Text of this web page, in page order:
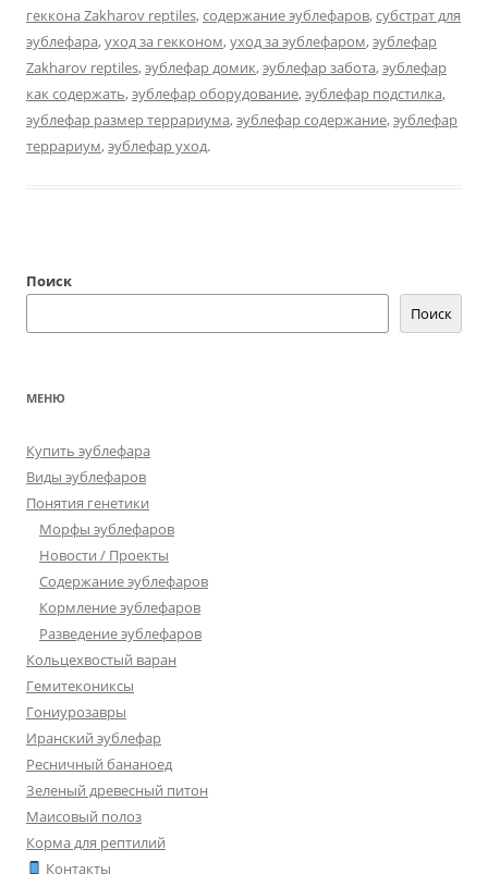
геккона Zakharov reptiles,содержание эублефаров,субстрат для
эублефара,уход за гекконом,уход за эублефаром,эублефар
Zakharov reptiles,эублефар домик,эублефар забота,эублефар
как содержать,эублефар оборудование,эублефар подстилка,
эублефар размер террариума,эублефар содержание,эублефар
террариум,эублефар уход.
Поиск
Поиск
МЕНЮ
Купить эублефара
Виды эублефаров
Понятия генетики
Морфы эублефаров
Новости / Проекты
Содержание эублефаров
Кормление эублефаров
Разведение эублефаров
Кольцехвостый варан
Гемитекониксы
Гониурозавры
Иранский эублефар
Ресничный бананоед
Зеленый древесный питон
Маисовый полоз
Корма для рептилий
Контакты